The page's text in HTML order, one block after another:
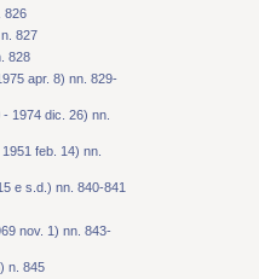
826
827
828
apr. 8) nn. 829-
1974 dic. 26) nn.
feb. 14) nn.
e s.d.) nn. 840-841
nov. 1) nn. 843-
n. 845